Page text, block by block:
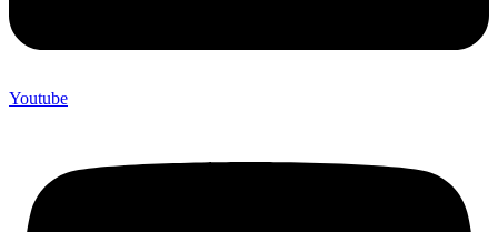
Youtube